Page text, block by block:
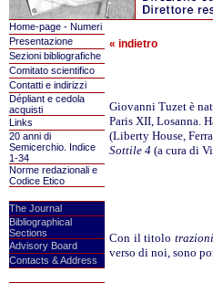
Home-page - Numeri
Presentazione
Sezioni bibliografiche
Comitato scientifico
Contatti e indirizzi
Dépliant e cedola
acquisti
Links
20 anni di
Semicerchio. Indice
1-34
Norme redazionali e
Codice Etico
The Journal
Bibliographical
Sections
Advisory Board
Contacts & Address
« indietro
Giovanni Tuzet è
Paris XII, Losanna.
(Liberty House,
Sottile 4 (a cura di
Con il titolo trazioni
verso di noi, sono